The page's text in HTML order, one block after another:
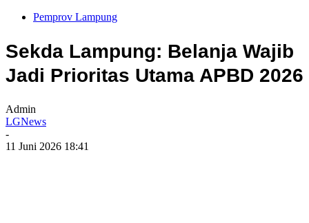
Pemprov Lampung
Sekda Lampung: Belanja Wajib
Jadi Prioritas Utama APBD 2026
Admin
LGNews
-
11 Juni 2026 18:41